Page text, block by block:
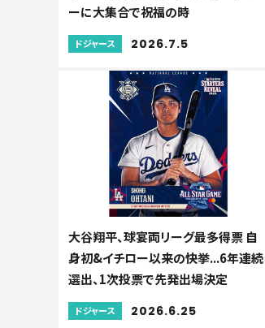
ーに大集合で祝福の時
ドジャース 2026.7.5
大谷翔平、球宴両リーグ最多得票 自
身初&イチロー以来の快挙...6年連続
選出、1次投票で先発出場決定
ドジャース 2026.6.25